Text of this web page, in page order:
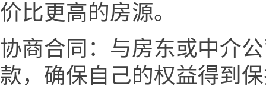
价比更高的房源。
协商合同：与房东或中介
款，确保自己的权益得到